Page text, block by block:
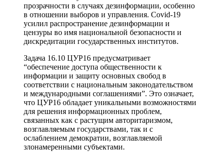
прозрачности в случаях дезинформации, особенно
в отношении выборов и управления. Covid-19
усилил распространение дезинформации и
цензуры во имя национальной безопасности и
дискредитации государственных институтов.
Задача 16.10 ЦУР16 предусматривает
“обеспечение доступа общественности к
информации и защиту основных свобод в
соответствии с национальным законодательством
и международными соглашениями”. Это означает,
что ЦУР16 обладает уникальными возможностями
для решения информационных проблем,
связанных как с растущим авторитаризмом,
возглавляемым государствами, так и с
ослаблением демократии, возглавляемой
злонамеренными субъектами.